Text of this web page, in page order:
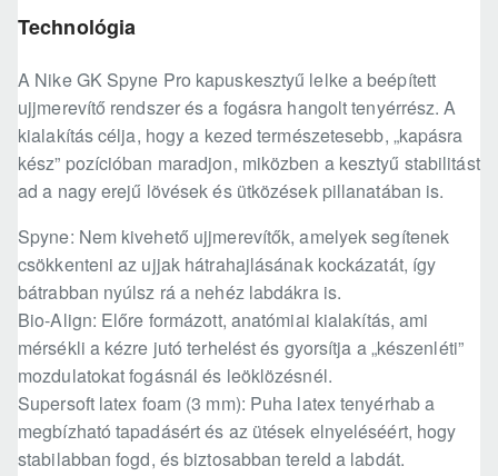
Technológia
A Nike GK Spyne Pro kapuskesztyű lelke a beépített
ujjmerevítő rendszer és a fogásra hangolt tenyérrész. A
kialakítás célja, hogy a kezed természetesebb, „kapásra
kész” pozícióban maradjon, miközben a kesztyű stabilitást
ad a nagy erejű lövések és ütközések pillanatában is.
Spyne: Nem kivehető ujjmerevítők, amelyek segítenek
csökkenteni az ujjak hátrahajlásának kockázatát, így
bátrabban nyúlsz rá a nehéz labdákra is.
Bio-Align: Előre formázott, anatómiai kialakítás, ami
mérsékli a kézre jutó terhelést és gyorsítja a „készenléti”
mozdulatokat fogásnál és leöklözésnél.
Supersoft latex foam (3 mm): Puha latex tenyérhab a
megbízható tapadásért és az ütések elnyeléséért, hogy
stabilabban fogd, és biztosabban tereld a labdát.